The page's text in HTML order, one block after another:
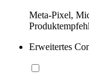
Meta-Pixel,
Erweitertes